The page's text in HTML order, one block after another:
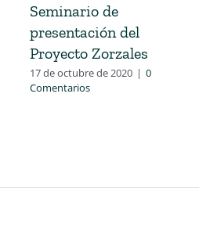
Seminario de
presentación del
Proyecto Zorzales
17 de octubre de 2020 | 0
Comentarios